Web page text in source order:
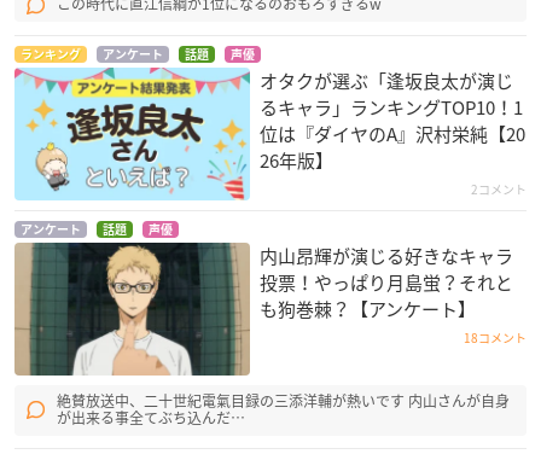
ランキング アンケート 話題 声優
オタクが選ぶ「逢坂良太が演じ
るキャラ」ランキングTOP10！1
位は『ダイヤのA』沢村栄純【20
26年版】
2コメント
アンケート 話題 声優
内山昂輝が演じる好きなキャラ
投票！やっぱり月島蛍？それと
も狗巻棘？【アンケート】
18コメント
絶賛放送中、二十世紀電氣目録の三添洋輔が熱いです 内山さんが自身
が出来る事全てぶち込んだ…